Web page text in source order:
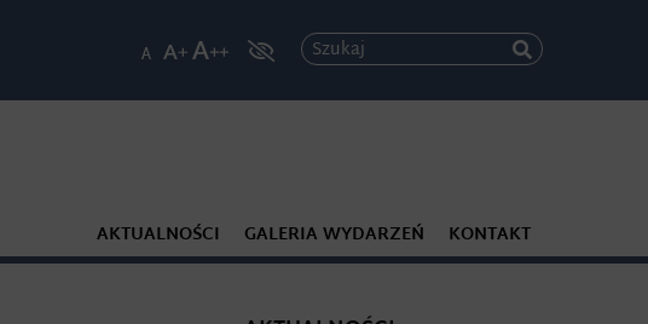
Szukaj
AKTUALNOŚCI GALERIA WYDARZEŃ KONTAKT